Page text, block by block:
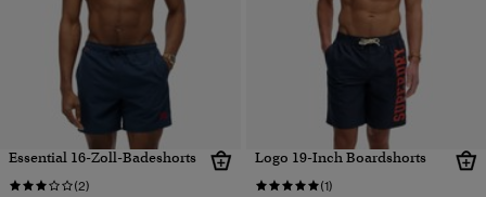
Essential 16-Zoll-Badeshorts
(2)
Logo 19-Inch Boardshorts
(1)